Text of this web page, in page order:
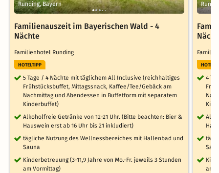
Runding, Bayern
Familienauszeit im Bayerischen Wald - 4
Nächte
Familienhotel Runding
HOTELTIPP
5 Tage / 4 Nächte mit täglichem All Inclusive (reichhaltiges
Frühstücksbuffet, Mittagssnack, Kaffee/Tee/Gebäck am
Nachmittag und Abendessen in Buffetform mit separatem
Kinderbuffet)
Alkoholfreie Getränke von 12-21 Uhr. (Bitte beachten: Bier &
Hauswein erst ab 16 Uhr bis 21 inkludiert)
tägliche Nutzung des Wellnessbereiches mit Hallenbad und
Sauna
Kinderbetreuung (3-11,9 Jahre von Mo.-Fr. jeweils 3 Stunden
am Vormittag)
4
am